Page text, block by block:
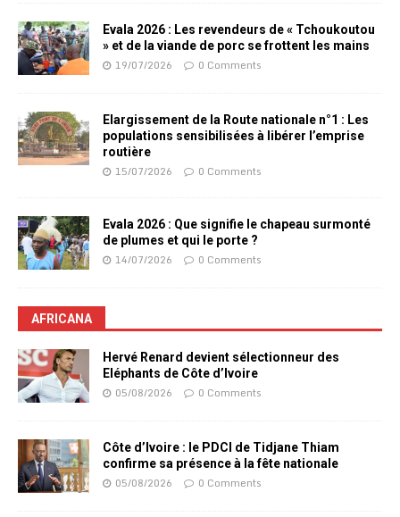
Evala 2026 : Les revendeurs de « Tchoukoutou
» et de la viande de porc se frottent les mains
19/07/2026 0 Comments
Elargissement de la Route nationale n°1 : Les
populations sensibilisées à libérer l’emprise
routière
15/07/2026 0 Comments
Evala 2026 : Que signifie le chapeau surmonté
de plumes et qui le porte ?
14/07/2026 0 Comments
AFRICANA
Hervé Renard devient sélectionneur des
Eléphants de Côte d’Ivoire
05/08/2026 0 Comments
Côte d’Ivoire : le PDCI de Tidjane Thiam
confirme sa présence à la fête nationale
05/08/2026 0 Comments